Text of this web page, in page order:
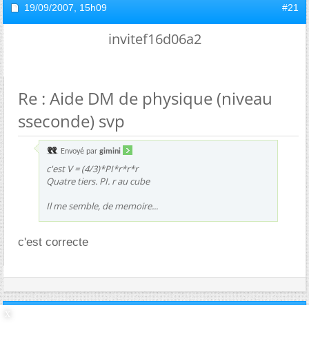
19/09/2007, 15h09 #21
invitef16d06a2
Re : Aide DM de physique (niveau
sseconde) svp
Envoyé par gimini
c'est V = (4/3)*PI*r*r*r
Quatre tiers. PI. r au cube
Il me semble, de memoire...
c'est correcte